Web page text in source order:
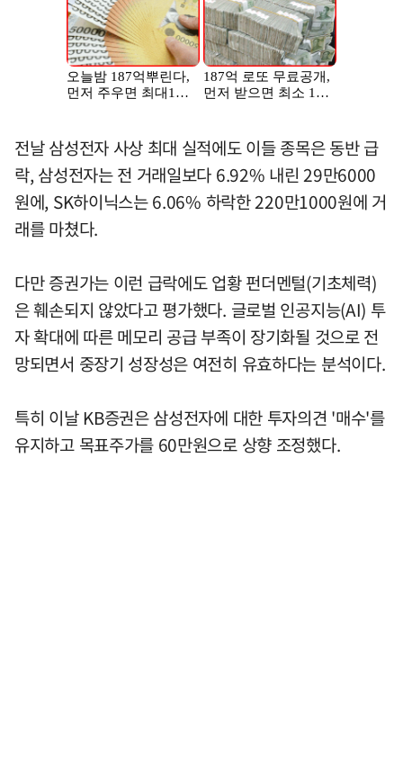
전날 삼성전자 사상 최대 실적에도 이들 종목은 동반 급
락, 삼성전자는 전 거래일보다 6.92% 내린 29만6000
원에, SK하이닉스는 6.06% 하락한 220만1000원에 거
래를 마쳤다.
다만 증권가는 이런 급락에도 업황 펀더멘털(기초체력)
은 훼손되지 않았다고 평가했다. 글로벌 인공지능(AI) 투
자 확대에 따른 메모리 공급 부족이 장기화될 것으로 전
망되면서 중장기 성장성은 여전히 유효하다는 분석이다.
특히 이날 KB증권은 삼성전자에 대한 투자의견 '매수'를
유지하고 목표주가를 60만원으로 상향 조정했다.